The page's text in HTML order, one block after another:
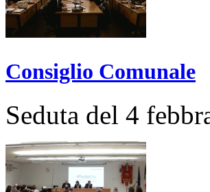
Consiglio Comunale
Seduta del 4